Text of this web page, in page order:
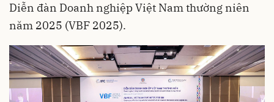
Diễn đàn Doanh nghiệp Việt Nam thường niên
năm 2025 (VBF 2025).